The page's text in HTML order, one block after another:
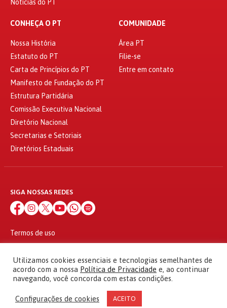
Notícias do PT
CONHEÇA O PT
Nossa História
Estatuto do PT
Carta de Princípios do PT
Manifesto de Fundação do PT
Estrutura Partidária
Comissão Executiva Nacional
Diretório Nacional
Secretarias e Setoriais
Diretórios Estaduais
COMUNIDADE
Área PT
Filie-se
Entre em contato
SIGA NOSSAS REDES
Termos de uso
© 2010 - 2026
Partido dos Trabalhadores Todos os direitos reservados
Utilizamos cookies essenciais e tecnologias semelhantes de
acordo com a nossa Política de Privacidade e, ao continuar
navegando, você concorda com estas condições.
Configurações de cookies ACEITO